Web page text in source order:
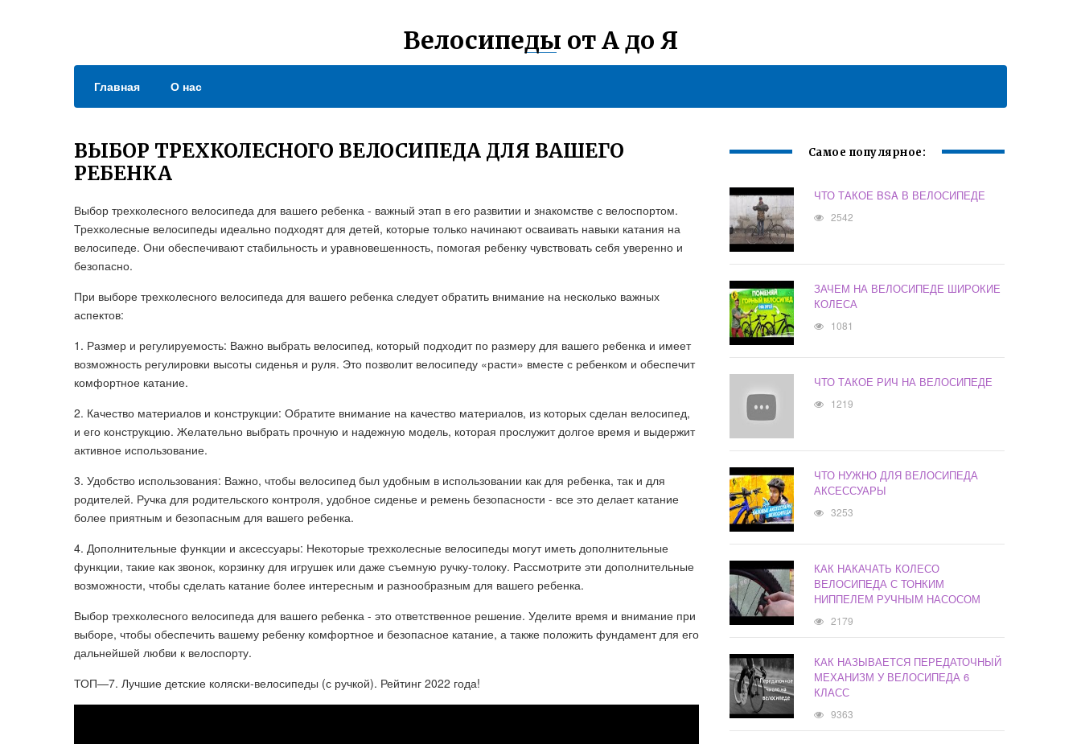
Велосипеды от А до Я
Главная О нас
ВЫБОР ТРЕХКОЛЕСНОГО ВЕЛОСИПЕДА ДЛЯ ВАШЕГО
РЕБЕНКА
Выбор трехколесного велосипеда для вашего ребенка - важный этап в его развитии и знакомстве с велоспортом.
Трехколесные велосипеды идеально подходят для детей, которые только начинают осваивать навыки катания на
велосипеде. Они обеспечивают стабильность и уравновешенность, помогая ребенку чувствовать себя уверенно и
безопасно.
При выборе трехколесного велосипеда для вашего ребенка следует обратить внимание на несколько важных
аспектов:
1. Размер и регулируемость: Важно выбрать велосипед, который подходит по размеру для вашего ребенка и имеет
возможность регулировки высоты сиденья и руля. Это позволит велосипеду «расти» вместе с ребенком и обеспечит
комфортное катание.
2. Качество материалов и конструкции: Обратите внимание на качество материалов, из которых сделан велосипед,
и его конструкцию. Желательно выбрать прочную и надежную модель, которая прослужит долгое время и выдержит
активное использование.
3. Удобство использования: Важно, чтобы велосипед был удобным в использовании как для ребенка, так и для
родителей. Ручка для родительского контроля, удобное сиденье и ремень безопасности - все это делает катание
более приятным и безопасным для вашего ребенка.
4. Дополнительные функции и аксессуары: Некоторые трехколесные велосипеды могут иметь дополнительные
функции, такие как звонок, корзинку для игрушек или даже съемную ручку-толоку. Рассмотрите эти дополнительные
возможности, чтобы сделать катание более интересным и разнообразным для вашего ребенка.
Выбор трехколесного велосипеда для вашего ребенка - это ответственное решение. Уделите время и внимание при
выборе, чтобы обеспечить вашему ребенку комфортное и безопасное катание, а также положить фундамент для его
дальнейшей любви к велоспорту.
ТОП—7. Лучшие детские коляски-велосипеды (с ручкой). Рейтинг 2022 года!
Самое популярное:
ЧТО ТАКОЕ BSA В ВЕЛОСИПЕДЕ
2542
ЗАЧЕМ НА ВЕЛОСИПЕДЕ ШИРОКИЕ
КОЛЕСА
1081
ЧТО ТАКОЕ РИЧ НА ВЕЛОСИПЕДЕ
1219
ЧТО НУЖНО ДЛЯ ВЕЛОСИПЕДА
АКСЕССУАРЫ
3253
КАК НАКАЧАТЬ КОЛЕСО
ВЕЛОСИПЕДА С ТОНКИМ
НИППЕЛЕМ РУЧНЫМ НАСОСОМ
2179
КАК НАЗЫВАЕТСЯ ПЕРЕДАТОЧНЫЙ
МЕХАНИЗМ У ВЕЛОСИПЕДА 6
КЛАСС
9363